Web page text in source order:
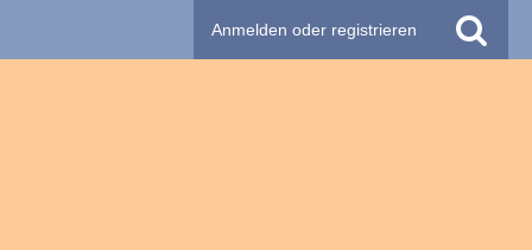
Anmelden oder registrieren